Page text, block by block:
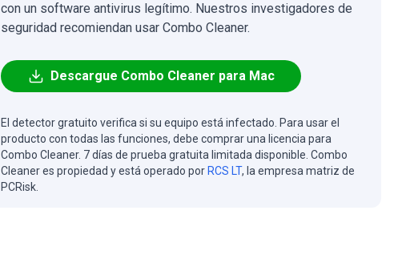
con un software antivirus legítimo. Nuestros investigadores de
seguridad recomiendan usar Combo Cleaner.
Descargue Combo Cleaner para Mac
El detector gratuito verifica si su equipo está infectado. Para usar el
producto con todas las funciones, debe comprar una licencia para
Combo Cleaner. 7 días de prueba gratuita limitada disponible. Combo
Cleaner es propiedad y está operado por RCS LT, la empresa matriz de
PCRisk.